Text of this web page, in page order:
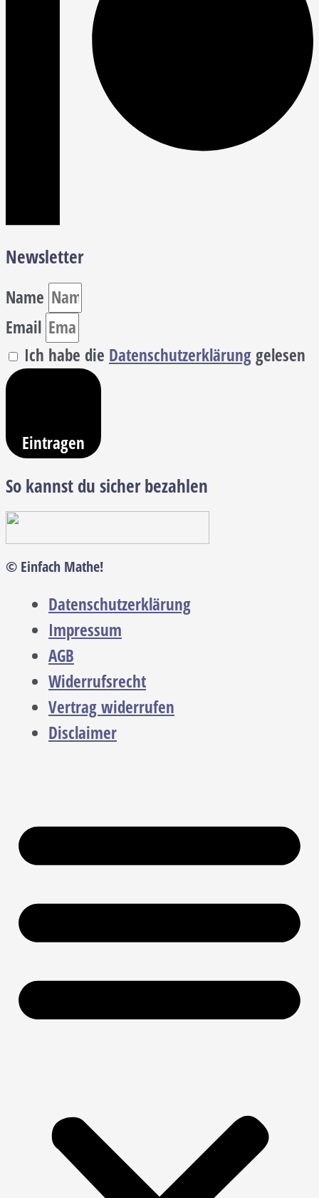
Newsletter
Name
Email
Ich habe die Datenschutzerklärunggelesen
Eintragen
So kannst du sicher bezahlen
© Einfach Mathe!
Datenschutzerklärung
Impressum
AGB
Widerrufsrecht
Vertrag widerrufen
Disclaimer